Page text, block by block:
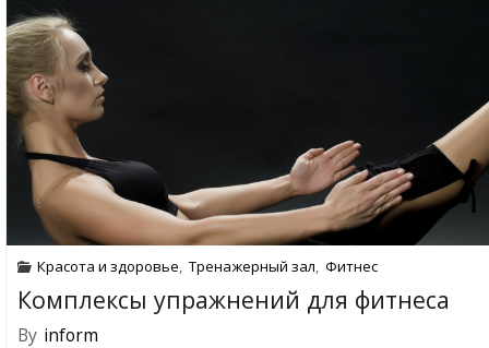
Красота и здоровье, Тренажерный зал, Фитнес
Комплексы упражнений для фитнеса
By inform